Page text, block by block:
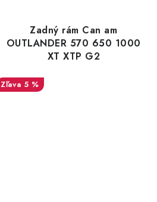
Zadný rám Can am
OUTLANDER 570 650 1000
XT XTP G2
5 %